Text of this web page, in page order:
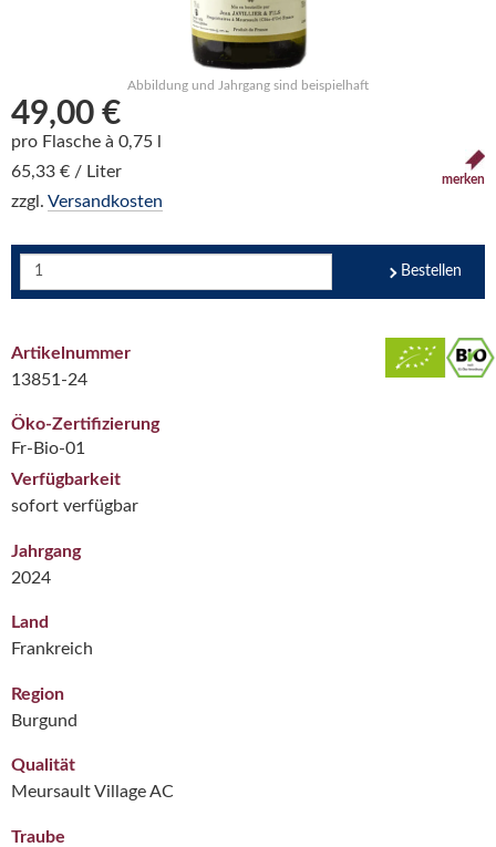
Abbildung und Jahrgang sind beispielhaft
49,00 €
pro Flasche à 0,75 l
65,33 € / Liter
zzgl. Versandkosten
merken
Bestellen
Artikelnummer
13851-24
Öko-Zertifizierung
Fr-Bio-01
Verfügbarkeit
sofort verfügbar
Jahrgang
2024
Land
Frankreich
Region
Burgund
Qualität
Meursault Village AC
Traube